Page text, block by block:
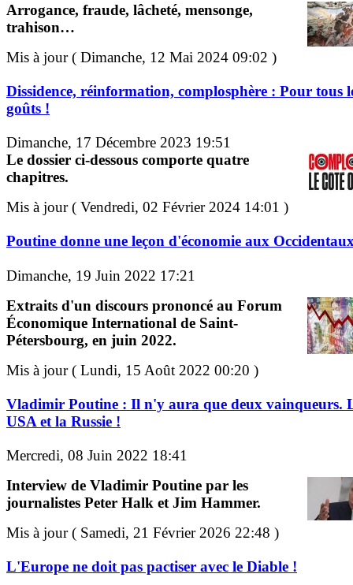
Arrogance, fraude, lâcheté, mensonge,
trahison…
Mis à jour ( Dimanche, 12 Mai 2024 09:02 )
Dissidence, réinformation, complosphère : Pour tous
goûts !
Dimanche, 17 Décembre 2023 19:51
Le dossier ci-dessous comporte quatre
chapitres.
Mis à jour ( Vendredi, 02 Février 2024 14:01 )
Poutine donne une leçon d'économie aux
Dimanche, 19 Juin 2022 17:21
Extraits d'un discours prononcé au Forum
Économique International de Saint-
Pétersbourg, en juin 2022.
Mis à jour ( Lundi, 15 Août 2022 00:20 )
Vladimir Poutine : Il n'y aura que deux vainqueurs.
USA et la Russie !
Mercredi, 08 Juin 2022 18:41
Interview de Vladimir Poutine par les
journalistes Peter Halk et Jim Hammer.
Mis à jour ( Samedi, 21 Février 2026 22:48 )
L'Europe ne doit pas pactiser avec le Diable !